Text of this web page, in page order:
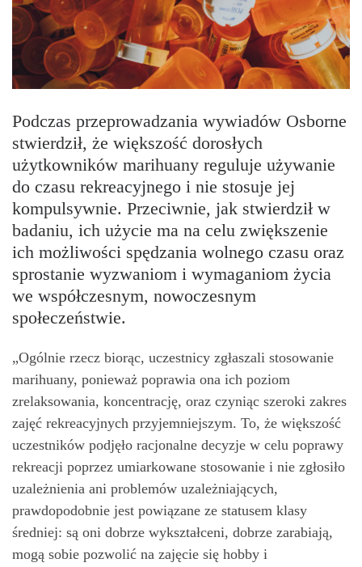
Podczas przeprowadzania wywiadów Osborne
stwierdził, że większość dorosłych
użytkowników marihuany reguluje używanie
do czasu rekreacyjnego i nie stosuje jej
kompulsywnie. Przeciwnie, jak stwierdził w
badaniu, ich użycie ma na celu zwiększenie
ich możliwości spędzania wolnego czasu oraz
sprostanie wyzwaniom i wymaganiom życia
we współczesnym, nowoczesnym
społeczeństwie.
„Ogólnie rzecz biorąc, uczestnicy zgłaszali stosowanie
marihuany, ponieważ poprawia ona ich poziom
zrelaksowania, koncentrację, oraz czyniąc szeroki zakres
zajęć rekreacyjnych przyjemniejszym. To, że większość
uczestników podjęło racjonalne decyzje w celu poprawy
rekreacji poprzez umiarkowane stosowanie i nie zgłosiło
uzależnienia ani problemów uzależniających,
prawdopodobnie jest powiązane ze statusem klasy
średniej: są oni dobrze wykształceni, dobrze zarabiają,
mogą sobie pozwolić na zajęcie się hobby i